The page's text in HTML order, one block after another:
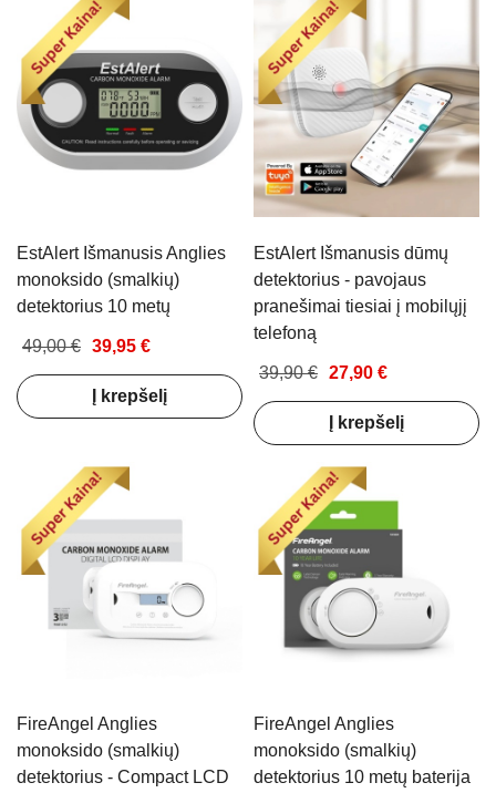
EstAlert Išmanusis Anglies
monoksido (smalkių)
detektorius 10 metų
49,00 € 39,95 €
Į krepšelį
EstAlert Išmanusis dūmų
detektorius - pavojaus
pranešimai tiesiai į mobilųjį
telefoną
39,90 € 27,90 €
Į krepšelį
FireAngel Anglies
monoksido (smalkių)
detektorius - Compact LCD
FireAngel Anglies
monoksido (smalkių)
detektorius 10 metų baterija